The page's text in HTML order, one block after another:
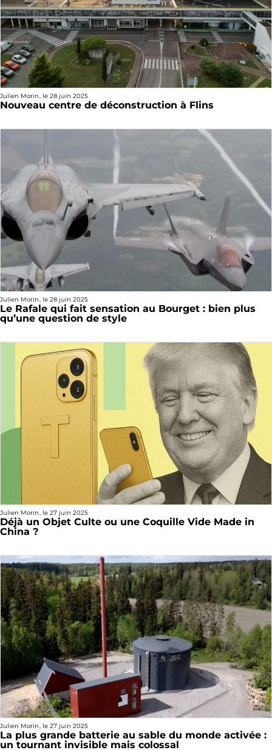
Julien Morin, le 28 juin 2025
Nouveau centre de déconstruction à Flins
Julien Morin, le 28 juin 2025
Le Rafale qui fait sensation au Bourget : bien plus
qu’une question de style
Julien Morin, le 27 juin 2025
Déjà un Objet Culte ou une Coquille Vide Made in
China ?
Julien Morin, le 27 juin 2025
La plus grande batterie au sable du monde activée :
un tournant invisible mais colossal